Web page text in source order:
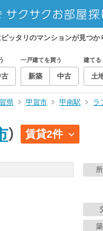
ッタリのマンションが見つか
一戸建てを買う
新築 中古
建てる
土
県 甲賀市 甲南駅 ラ
） 賃貸2件